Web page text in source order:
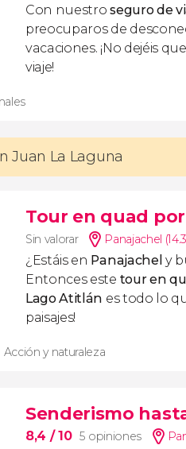
Con nuestroseguro de
preocuparos de
vacaciones. ¡No dejéis
viaje!
Juan La Laguna
Tour en quad
Sin valorar Panajachel
¿Estáis en Panajachel y
Entonces este tour en
Lago Atitlán es todo lo
paisajes!
Acción y naturaleza
Senderismo
8,4 / 10 5 opiniones